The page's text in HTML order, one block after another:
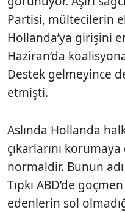
Partisi, mültecilerin
Hollanda’ya girişini
Haziran’da
Destek gelmeyince
etmişti.
Aslında Hollanda
çıkarlarını
normaldir. Bunun adı
Tıpkı ABD’de
edenlerin sol